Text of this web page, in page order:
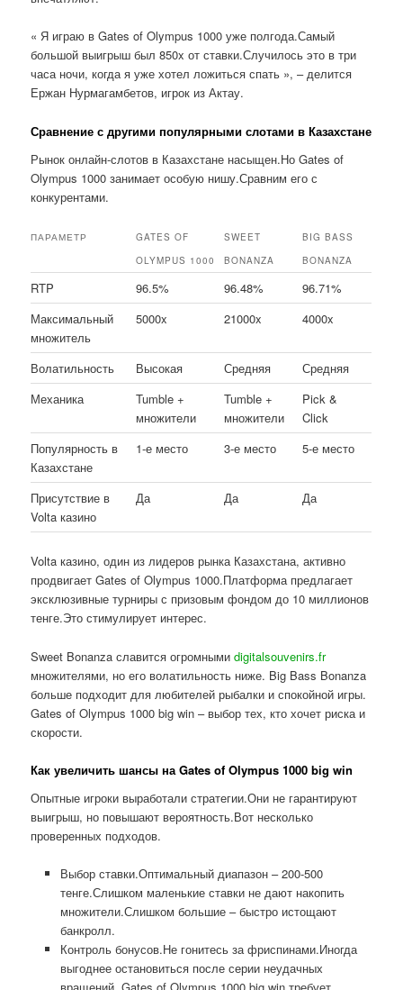
« Я играю в Gates of Olympus 1000 уже полгода.Самый
большой выигрыш был 850x от ставки.Случилось это в три
часа ночи, когда я уже хотел ложиться спать », – делится
Ержан Нурмагамбетов, игрок из Актау.
Сравнение с другими популярными слотами в Казахстане
Рынок онлайн-слотов в Казахстане насыщен.Но Gates of
Olympus 1000 занимает особую нишу.Сравним его с
конкурентами.
ПАРАМЕТР
GATES OF
OLYMPUS 1000
SWEET
BONANZA
BIG BASS
BONANZA
RTP 96.5% 96.48%
96.71%
Максимальный
множитель
5000x 21000x 4000x
Волатильность Высокая Средняя
Средняя
Механика
Tumble +
множители
Tumble +
множители
Pick &
Click
Популярность в
Казахстане
1-е место 3-е место 5-е место
Присутствие в
Volta казино
Да Да Да
Volta казино, один из лидеров рынка Казахстана, активно
продвигает Gates of Olympus 1000.Платформа предлагает
эксклюзивные турниры с призовым фондом до 10 миллионов
тенге.Это стимулирует интерес.
Sweet Bonanza славится огромнымиdigitalsouvenirs.fr
множителями, но его волатильность ниже. Big Bass Bonanza
больше подходит для любителей рыбалки и спокойной игры.
Gates of Olympus 1000 big win – выбор тех, кто хочет риска и
скорости.
Как увеличить шансы на Gates of Olympus 1000 big win
Опытные игроки выработали стратегии.Они не гарантируют
выигрыш, но повышают вероятность.Вот несколько
проверенных подходов.
Выбор ставки.Оптимальный диапазон – 200-500
тенге.Слишком маленькие ставки не дают накопить
множители.Слишком большие – быстро истощают
банкролл.
Контроль бонусов.Не гонитесь за фриспинами.Иногда
выгоднее остановиться после серии неудачных